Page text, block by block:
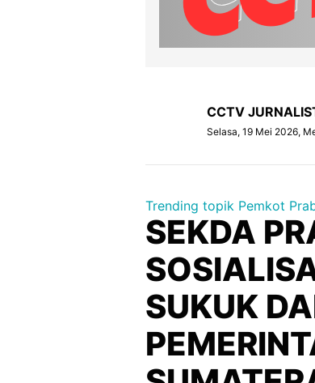
CCTV
Selasa, 19 Mei 2026,
Trending topik Pemkot
SEKDA
SUKUK